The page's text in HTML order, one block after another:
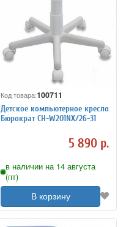
Код товара:100711
Детское компьютерное кресло
Бюрократ CH-W201NX/26-31
5 890 р.
в наличии на 14 августа
(пт)
В корзину